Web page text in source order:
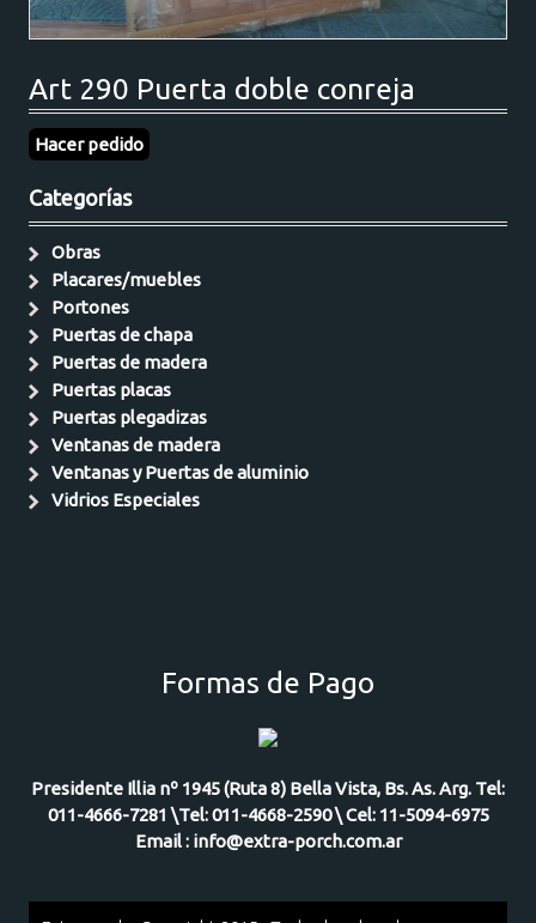
Art 290 Puerta doble conreja
Hacer pedido
Categorías
Obras
Placares/muebles
Portones
Puertas de chapa
Puertas de madera
Puertas placas
Puertas plegadizas
Ventanas de madera
Ventanas y Puertas de aluminio
Vidrios Especiales
Formas de Pago
Presidente Illia nº 1945 (Ruta 8) Bella Vista, Bs. As. Arg. Tel:
011-4666-7281 \Tel: 011-4668-2590 \ Cel: 11-5094-6975
Email : info@extra-porch.com.ar